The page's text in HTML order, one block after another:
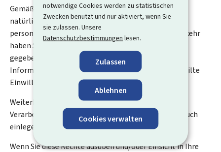
notwendige Cookies werden zu statistischen
Zwecken benutzt und nur aktiviert, wenn Sie
sie zulassen. Unsere
Datenschutzbestimmungen lesen.
Zulassen
Ablehnen
Cookies verwalten
Gemäß der Verordnung (EU) 2016/679 zum Schutz
natürlicher Personen bei der Verarbeitung
personenbezogener Daten und zum freien Datenverkehr
haben Sie das Recht auf Zugang, Berichtigung und
gegebenenfalls Löschung Ihrer personenbezogenen
Informationen. Sie haben zudem das Recht, Ihre erteilte
Einwilligung jederzeit zu widerrufen.
Weiterhin können Sie, außer in Fällen, in denen die
Verarbeitung Ihrer Daten verpflichtend ist, Widerspruch
einlegen, wenn dieser rechtmäßig begründet ist.
Wenn Sie diese Rechte ausüben und/oder Einsicht in Ihre